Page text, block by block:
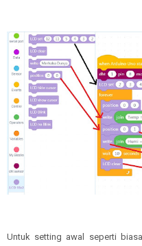
Untuk setting awal seperti